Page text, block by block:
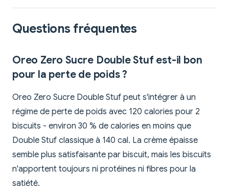
Questions fréquentes
Oreo Zero Sucre Double Stuf est-il bon
pour la perte de poids ?
Oreo Zero Sucre Double Stuf peut s'intégrer à un
régime de perte de poids avec 120 calories pour 2
biscuits - environ 30 % de calories en moins que
Double Stuf classique à 140 cal. La crème épaisse
semble plus satisfaisante par biscuit, mais les biscuits
n'apportent toujours ni protéines ni fibres pour la
satiété.